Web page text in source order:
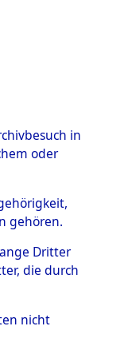
in
oder
gehören.
Dritter
die durch
nicht